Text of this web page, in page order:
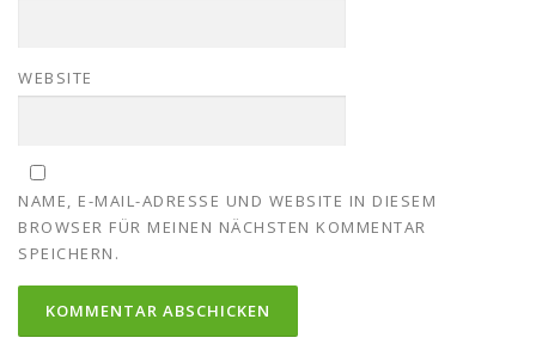
WEBSITE
NAME, E-MAIL-ADRESSE UND WEBSITE IN DIESEM
BROWSER FÜR MEINEN NÄCHSTEN KOMMENTAR
SPEICHERN.